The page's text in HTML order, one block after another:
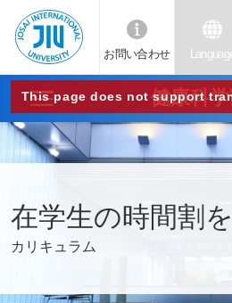
JIU
城西
大学
お問い合わせ
This page does not support
健康科
在学生の時間割
カリキュラム